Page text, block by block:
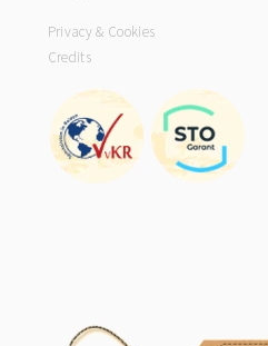
Privacy & Cookies
Credits